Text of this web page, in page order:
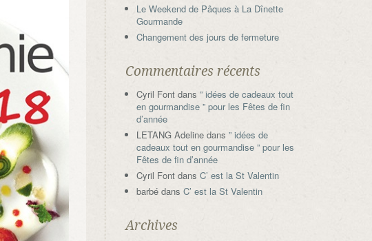
Le Weekend de Pâques à La Dînette
Gourmande
Changement des jours de fermeture
Commentaires récents
Cyril Fontdans ” idées de cadeaux tout
en gourmandise ” pour les Fêtes de fin
d’année
LETANG Adelinedans ” idées de
cadeaux tout en gourmandise ” pour les
Fêtes de fin d’année
Cyril Fontdans C’ est la St Valentin
barbédans C’ est la St Valentin
Archives